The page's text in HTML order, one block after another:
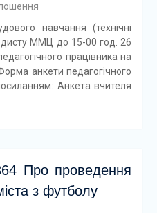
навчання (технічні
ММЦ до 15-00 год. 26
працівника на
анкети педагогічного
Анкета вчителя
Про проведення
з футболу